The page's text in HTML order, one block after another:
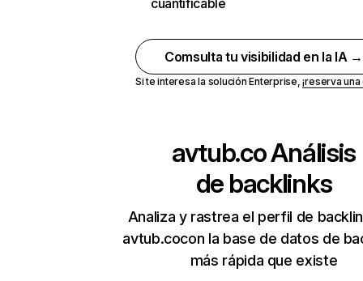
cuantificable
Comsulta tu visibilidad en la IA →
Si te interesa la solución Enterprise,¡reserva
avtub.coAnálisis
de backlinks
Analiza y rastrea el perfil de
avtub.cocon la base de datos de
más rápida que existe